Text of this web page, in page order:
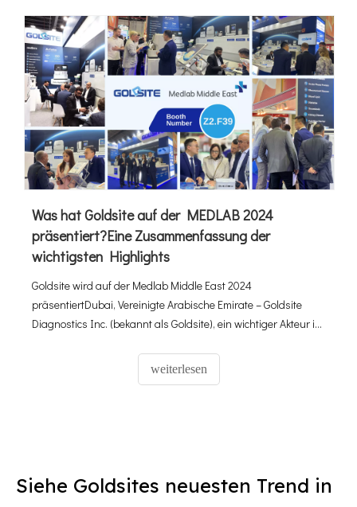
Was hat Goldsite auf der MEDLAB 2024
präsentiert?Eine Zusammenfassung der
wichtigsten Highlights
Goldsite wird auf der Medlab Middle East 2024
präsentiertDubai, Vereinigte Arabische Emirate – Goldsite
Diagnostics Inc. (bekannt als Goldsite), ein wichtiger Akteur in
und seine umfassende Branchenkompetenz auf der Medlab
Middle East 2024 (bekannt als Medlab) in Dubai vor , VAE, vom
weiterlesen
Siehe Goldsites neuesten Trend in